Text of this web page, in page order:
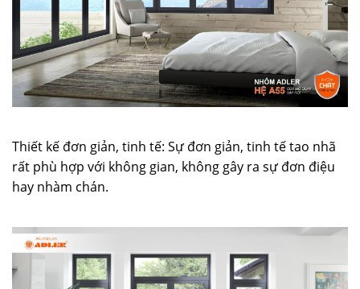
Thiết kế đơn giản, tinh tế: Sự đơn giản, tinh tế tao nhã
rất phù hợp với không gian, không gây ra sự đơn điệu
hay nhàm chán.